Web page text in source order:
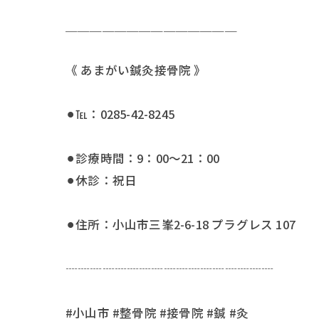
《 あまがい鍼灸接骨院 》
⚫︎℡：0285-42-8245
⚫︎診療時間：9：00〜21：00
⚫︎休診：祝日
⚫︎住所：小山市三峯2-6-18 プラグレス 107
┈┈┈┈┈┈┈┈┈┈┈┈┈┈┈┈┈
#小山市 #整骨院 #接骨院 #鍼 #灸